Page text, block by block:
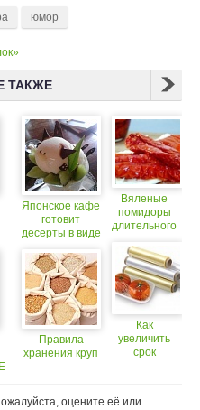
юмор
ТАКЖЕ
Японское кафе
готовит
десерты в виде
Правила
хранения круп
Вяленые
помидоры
длительного
Как
увеличить
срок
оцените её или